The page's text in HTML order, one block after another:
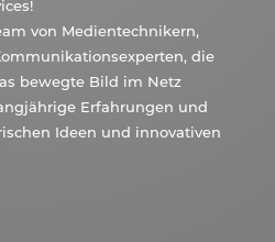
von Medientechnikern,
die
bewegte Bild im Netz
Erfahrungen und
Ideen und innovativen